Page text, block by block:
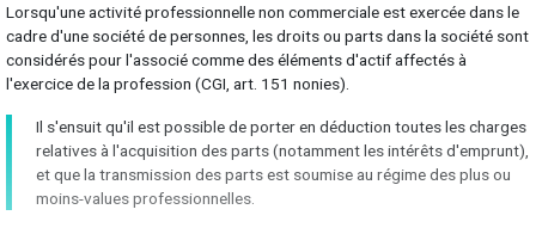
Lorsqu'une activité professionnelle non commerciale est exercée dans le
cadre d'une société de personnes, les droits ou parts dans la société sont
considérés pour l'associé comme des éléments d'actif affectés à
l'exercice de la profession (CGI, art. 151 nonies).
Il s'ensuit qu'il est possible de porter en déduction toutes les charges
relatives à l'acquisition des parts (notamment les intérêts d'emprunt),
et que la transmission des parts est soumise au régime des plus ou
moins-values professionnelles.